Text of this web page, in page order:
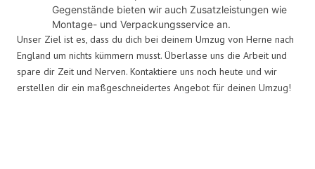
Gegenstände bieten wir auch Zusatzleistungen wie
Montage- und Verpackungsservice an.
Unser Ziel ist es, dass du dich bei deinem Umzug von Herne nach
England um nichts kümmern musst. Überlasse uns die Arbeit und
spare dir Zeit und Nerven. Kontaktiere uns noch heute und wir
erstellen dir ein maßgeschneidertes Angebot für deinen Umzug!